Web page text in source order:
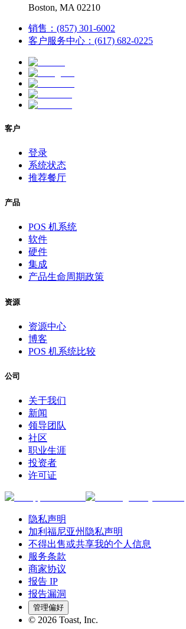
Boston, MA 02210
销售：(857) 301-6002
客户服务中心：(617) 682-0225
客户
登录
系统状态
推荐餐厅
产品
POS 机系统
软件
硬件
集成
产品生命周期政策
资源
资源中心
博客
POS 机系统比较
公司
关于我们
新闻
领导团队
社区
职业生涯
投资者
许可证
隐私声明
加利福尼亚州隐私声明
不得出售或共享我的个人信息
服务条款
商家协议
报告 IP
报告漏洞
管理偏好
© 2026 Toast, Inc.